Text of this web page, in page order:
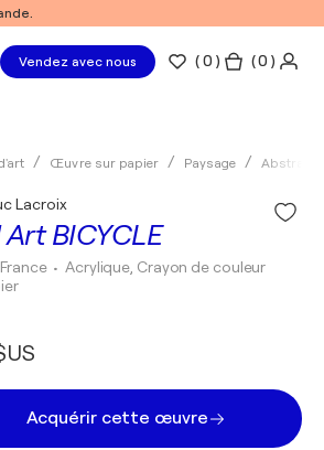
Vendez avec nous (0 ) ( 0 )
Œuvre sur papier Paysage Abstrait
BICYCLE
Lacroix
•Acrylique, Crayon de couleur
Acquérir cette œuvre